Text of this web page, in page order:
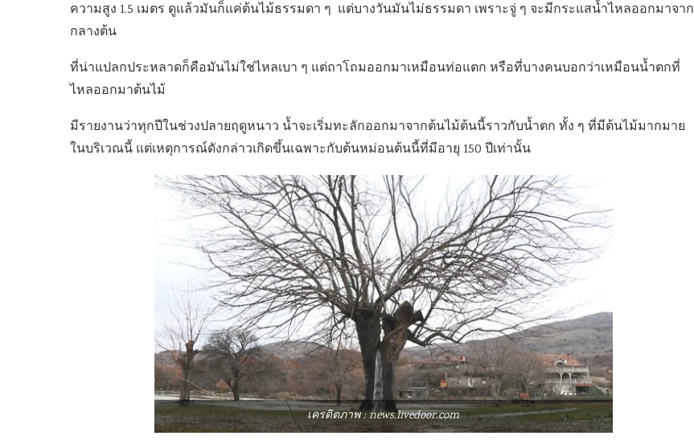
ความสูง 1.5 เมตร ดูแล้วมันก็แค่ต้นไม้ธรรมดา ๆ แต่บางวันมันไม่ธรรมดา เพราะจู่ ๆ จะมีกระแสน้ำไหลออกมาจาก
กลางต้น
ที่น่าแปลกประหลาดก็คือมันไม่ใช่ไหลเบา ๆ แต่ถาโถมออกมาเหมือนท่อแตก หรือที่บางคนบอกว่าเหมือนน้ำตกที่
ไหลออกมาต้นไม้
มีรายงานว่าทุกปีในช่วงปลายฤดูหนาว น้ำจะเริ่มทะลักออกมาจากต้นไม้ต้นนี้ราวกับน้ำตก ทั้ง ๆ ที่มีต้นไม้มากมาย
ในบริเวณนี้ แต่เหตุการณ์ดังกล่าวเกิดขึ้นเฉพาะกับต้นหม่อนต้นนี้ที่มีอายุ 150 ปีเท่านั้น
เครดิตภาพ : news.livedoor.com